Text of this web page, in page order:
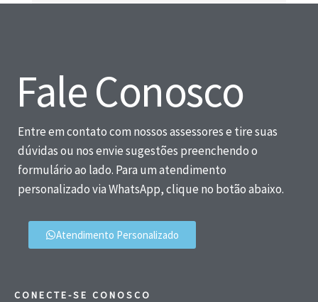
Fale Conosco
Entre em contato com nossos assessores e tire suas
dúvidas ou nos envie sugestões preenchendo o
formulário ao lado. Para um atendimento
personalizado via WhatsApp, clique no botão abaixo.
Atendimento Personalizado
CONECTE-SE CONOSCO